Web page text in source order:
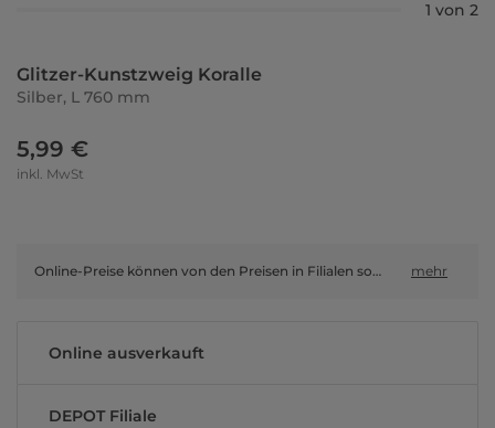
1 von 2
Glitzer-Kunstzweig Koralle
Silber, L 760 mm
5,99 €
inkl. MwSt
Online-Preise können von den Preisen in Filialen sowie Shop-in-Shop-Flächen abweichen. mehr
Online ausverkauft
DEPOT Filiale